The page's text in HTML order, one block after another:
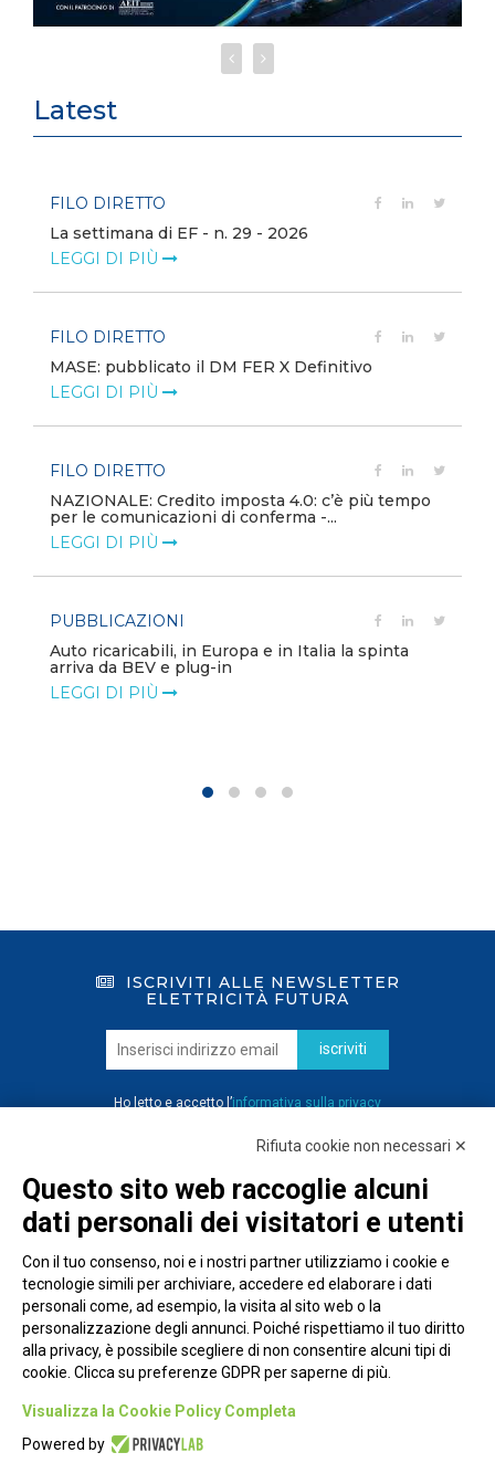
Latest
FILO DIRETTO
La settimana di EF - n. 29 - 2026
LEGGI DI PIÙ
FILO DIRETTO
MASE: pubblicato il DM FER X Definitivo
LEGGI DI PIÙ
FILO DIRETTO
NAZIONALE: Credito imposta 4.0: c’è più tempo
per le comunicazioni di conferma -...
LEGGI DI PIÙ
PUBBLICAZIONI
Auto ricaricabili, in Europa e in Italia la spinta
arriva da BEV e plug-in
LEGGI DI PIÙ
ISCRIVITI ALLE NEWSLETTER
ELETTRICITÀ FUTURA
iscriviti
Ho letto e accetto l’informativa sulla privacy
Piazza Alessandria, 24 - 00198 Roma
Privacy Policy
Rifiuta cookie non necessari ✕
Questo sito web raccoglie alcuni
dati personali dei visitatori e utenti
Con il tuo consenso, noi e i nostri partner utilizziamo i cookie e
tecnologie simili per archiviare, accedere ed elaborare i dati
personali come, ad esempio, la visita al sito web o la
personalizzazione degli annunci. Poiché rispettiamo il tuo diritto
alla privacy, è possibile scegliere di non consentire alcuni tipi di
cookie. Clicca su preferenze GDPR per saperne di più.
Visualizza la Cookie Policy Completa
Powered by